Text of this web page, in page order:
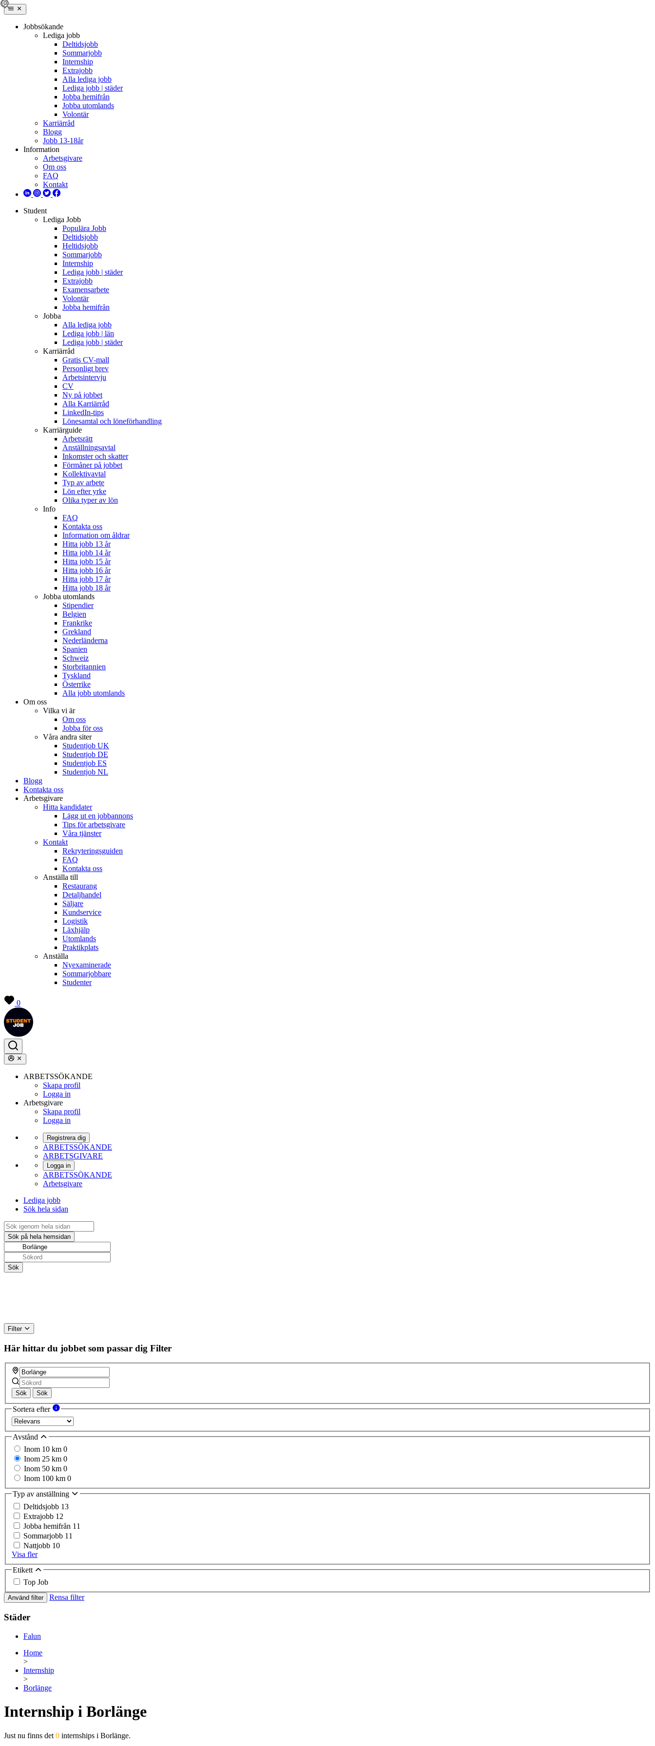
Jobbsökande
Lediga jobb
Deltidsjobb
Sommarjobb
Internship
Extrajobb
Alla lediga jobb
Lediga jobb | städer
Jobba hemifrån
Jobba utomlands
Volontär
Karriärråd
Blogg
Jobb 13-18år
Information
Arbetsgivare
Om oss
FAQ
Kontakt
Student
Lediga Jobb
Populära Jobb
Deltidsjobb
Heltidsjobb
Sommarjobb
Internship
Lediga jobb | städer
Extrajobb
Examensarbete
Volontär
Jobba hemifrån
Jobba
Alla lediga jobb
Lediga jobb | län
Lediga jobb | städer
Karriärråd
Gratis CV-mall
Personligt brev
Arbetsintervju
CV
Ny på jobbet
Alla Karriärråd
LinkedIn-tips
Lönesamtal och löneförhandling
Karriärguide
Arbetsrätt
Anställningsavtal
Inkomster och skatter
Förmåner på jobbet
Kollektivavtal
Typ av arbete
Lön efter yrke
Olika typer av lön
Info
FAQ
Kontakta oss
Information om åldrar
Hitta jobb 13 år
Hitta jobb 14 år
Hitta jobb 15 år
Hitta jobb 16 år
Hitta jobb 17 år
Hitta jobb 18 år
Jobba utomlands
Stipendier
Belgien
Frankrike
Grekland
Nederländerna
Spanien
Schweiz
Storbritannien
Tyskland
Österrike
Alla jobb utomlands
Om oss
Vilka vi är
Om oss
Jobba för oss
Våra andra siter
Studentjob UK
Studentjob DE
Studentjob ES
Studentjob NL
Blogg
Kontakta oss
Arbetsgivare
Hitta kandidater
Lägg ut en jobbannons
Tips för arbetsgivare
Våra tjänster
Kontakt
Rekryteringsguiden
FAQ
Kontakta oss
Anställa till
Restaurang
Detaljhandel
Säljare
Kundservice
Logistik
Läxhjälp
Utomlands
Praktikplats
Anställa
Nyexaminerade
Sommarjobbare
Studenter
0
ARBETSSÖKANDE
Skapa profil
Logga in
Arbetsgivare
Skapa profil
Logga in
Registrera dig
ARBETSSÖKANDE
ARBETSGIVARE
Logga in
ARBETSSÖKANDE
Arbetsgivare
Lediga jobb
Sök hela sidan
Filter
Här hittar du jobbet som passar dig Filter
Sök Sök
Sortera efter
Avstånd
Inom 10 km 0
Inom 25 km 0
Inom 50 km 0
Inom 100 km 0
Typ av anställning
Deltidsjobb 13
Extrajobb 12
Jobba hemifrån 11
Sommarjobb 11
Nattjobb 10
Visa fler
Etikett
Top Job
Använd filter Rensa filter
Städer
Falun
Home
>
Internship
>
Borlänge
Internship i Borlänge
Just nu finns det 0 internships i Borlänge.